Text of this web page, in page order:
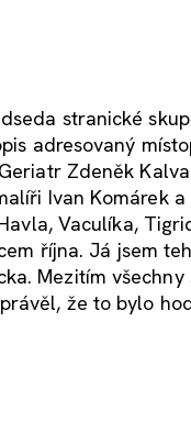
stranické
adresovaný
Zdeněk
Ivan Komárek
Vaculíka,
října. Já jsem
Mezitím
že to bylo